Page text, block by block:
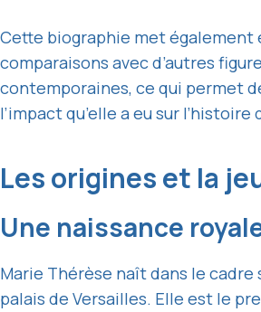
Cette biographie met également
comparaisons avec d’autres
contemporaines, ce qui permet
l’impact qu’elle a eu sur l’histoire
Les origines et la
Une naissance
Marie Thérèse naît dans le cadre
palais de Versailles. Elle est le